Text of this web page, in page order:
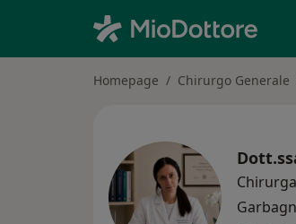
Homepage Chirurgo Generale